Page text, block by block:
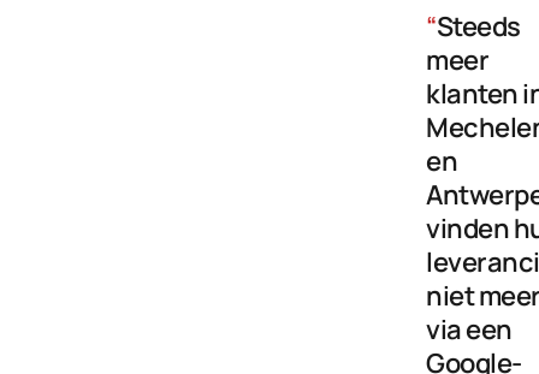
“Steeds
meer
klanten
en
vinden
niet
via een
Google-